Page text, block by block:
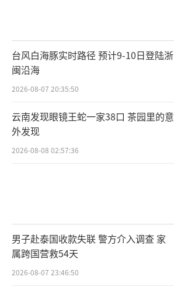
台风白海豚实时路径 预计9-10日登陆浙
闽沿海
2026-08-07 20:35:50
云南发现眼镜王蛇一家38口 茶园里的意
外发现
2026-08-08 02:57:36
男子赴泰国收款失联 警方介入调查 家
属跨国营救54天
2026-08-07 23:46:50